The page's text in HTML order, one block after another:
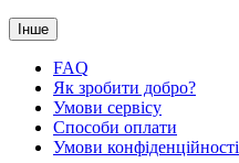
Інше
FAQ
Як зробити добро?
Умови сервісу
Способи оплати
Умови конфіденційності